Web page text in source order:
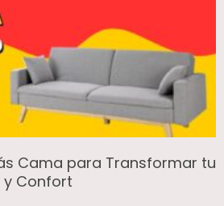
Cama para Transformar tu
y Confort